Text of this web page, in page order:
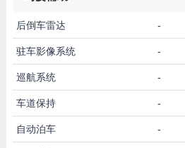
后倒车雷达 -
驻车影像系统 -
巡航系统 -
车道保持 -
自动泊车 -